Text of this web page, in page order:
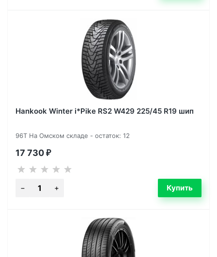
Hankook Winter i*Pike RS2 W429 225/45 R19 шип
96T На Омском складе - остаток: 12
17 730 ₽